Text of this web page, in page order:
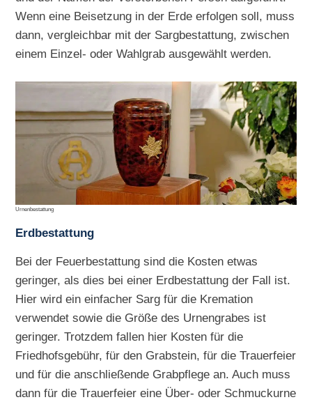
Wenn eine Beisetzung in der Erde erfolgen soll, muss
dann, vergleichbar mit der Sargbestattung, zwischen
einem Einzel- oder Wahlgrab ausgewählt werden.
Urnenbestattung
Erdbestattung
Bei der Feuerbestattung sind die Kosten etwas
geringer, als dies bei einer Erdbestattung der Fall ist.
Hier wird ein einfacher Sarg für die Kremation
verwendet sowie die Größe des Urnengrabes ist
geringer. Trotzdem fallen hier Kosten für die
Friedhofsgebühr, für den Grabstein, für die Trauerfeier
und für die anschließende Grabpflege an. Auch muss
dann für die Trauerfeier eine Über- oder Schmuckurne